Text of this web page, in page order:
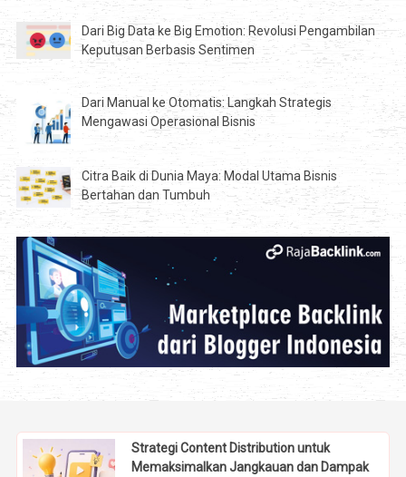
Dari Big Data ke Big Emotion: Revolusi Pengambilan
Keputusan Berbasis Sentimen
Dari Manual ke Otomatis: Langkah Strategis
Mengawasi Operasional Bisnis
Citra Baik di Dunia Maya: Modal Utama Bisnis
Bertahan dan Tumbuh
Strategi Content Distribution untuk
Memaksimalkan Jangkauan dan Dampak